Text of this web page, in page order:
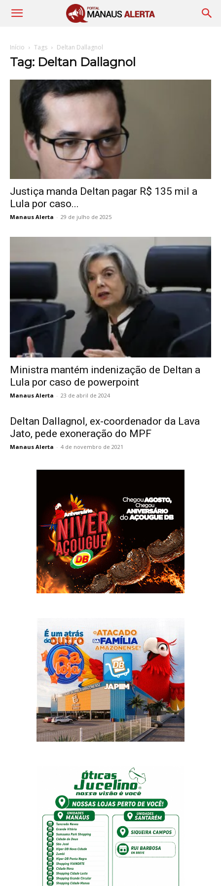
Início Tags Deltan Dallagnol
Tag: Deltan Dallagnol
Justiça manda Deltan pagar R$ 135 mil a
Lula por caso...
Manaus Alerta - 29 de julho de 2025
Ministra mantém indenização de Deltan a
Lula por caso de powerpoint
Manaus Alerta - 23 de abril de 2024
Deltan Dallagnol, ex-coordenador da Lava
Jato, pede exoneração do MPF
Manaus Alerta - 4 de novembro de 2021